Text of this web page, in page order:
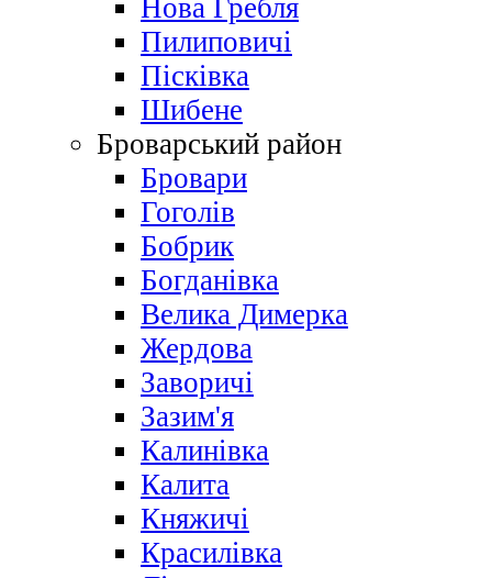
Нова Гребля
Пилиповичі
Пісківка
Шибене
Броварський район
Бровари
Гоголів
Бобрик
Богданівка
Велика Димерка
Жердова
Заворичі
Зазим'я
Калинівка
Калита
Княжичі
Красилівка